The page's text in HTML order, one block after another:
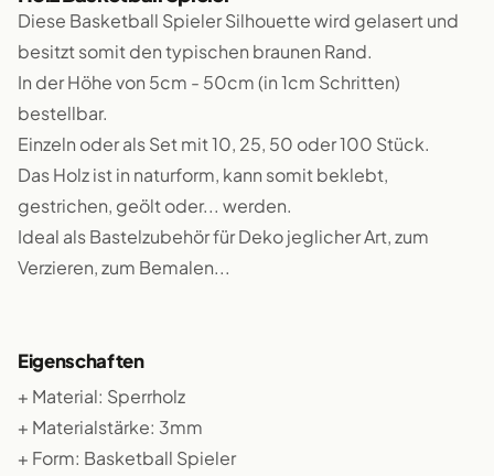
Diese Basketball Spieler Silhouette wird gelasert und
besitzt somit den typischen braunen Rand.
In der Höhe von 5cm - 50cm (in 1cm Schritten)
bestellbar.
Einzeln oder als Set mit 10, 25, 50 oder 100 Stück.
Das Holz ist in naturform, kann somit beklebt,
gestrichen, geölt oder... werden.
Ideal als Bastelzubehör für Deko jeglicher Art, zum
Verzieren, zum Bemalen...
Eigenschaften
+ Material: Sperrholz
+ Materialstärke: 3mm
+ Form: Basketball Spieler